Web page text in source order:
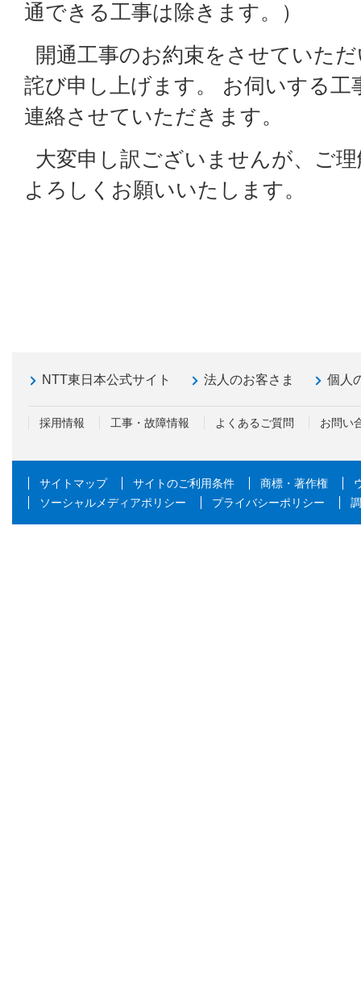
通できる工事は除きます。）
開通工事のお約束をさせていた
詫び申し上げます。 お伺いする工
連絡させていただきます。
大変申し訳ございませんが、ご
よろしくお願いいたします。
NTT東日本公式サイト 法人のお客さま 個人
採用情報 工事・故障情報 よくあるご質問 お問い
サイトマップ サイトのご利用条件 商標・著作権
ソーシャルメディアポリシー
プライバシーポリシー